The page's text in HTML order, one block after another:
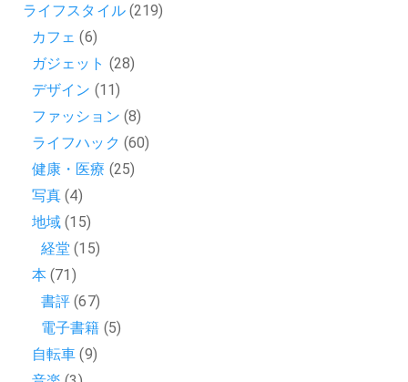
ライフスタイル(219)
カフェ (6)
ガジェット (28)
デザイン (11)
ファッション (8)
ライフハック (60)
健康・医療 (25)
写真 (4)
地域 (15)
経堂 (15)
本 (71)
書評 (67)
電子書籍 (5)
自転車 (9)